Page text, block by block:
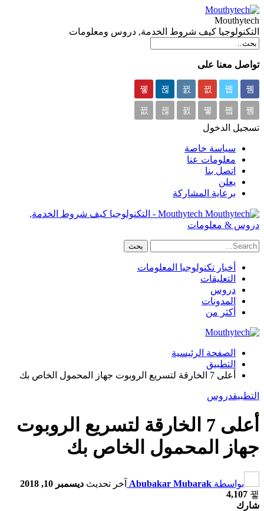
Mouthytech
التكنولوجيا كيف شروط الخدمة, دروس ومعلومات
تواصل معنا على
تسجيل الدخول
سياسة خاصة
معلومات عنا
اتصل بنا
يعلن
برعاية المشاركة
Mouthytech - التكنولوجيا كيف شروط الخدمة,
دروس & معلومات
أخبار تكنولوجيا المعلومات
التعليقات
دروس
المدونات
أكثر من
الصفحة الرئيسية
التطبيق
أعلى 7 الخارقة لتسريع الروبوت جهاز المحمول الخاص بك
التطبيقدروس
أعلى 7 الخارقة لتسريع الروبوت
جهاز المحمول الخاص بك
بواسطة Abubakar Mubarak آخر تحديث ديسمبر 10, 2018
4,107
شارك